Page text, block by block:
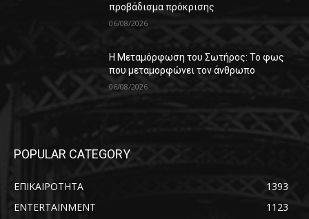
προβάδισμα πρόκρισης
06/08/2026
Η Μεταμόρφωση του Σωτήρος: Το φως
που μεταμορφώνει τον άνθρωπο
06/08/2026
POPULAR CATEGORY
ΕΠΙΚΑΙΡΟΤΗΤΑ
1393
ENTERTAINMENT
1123